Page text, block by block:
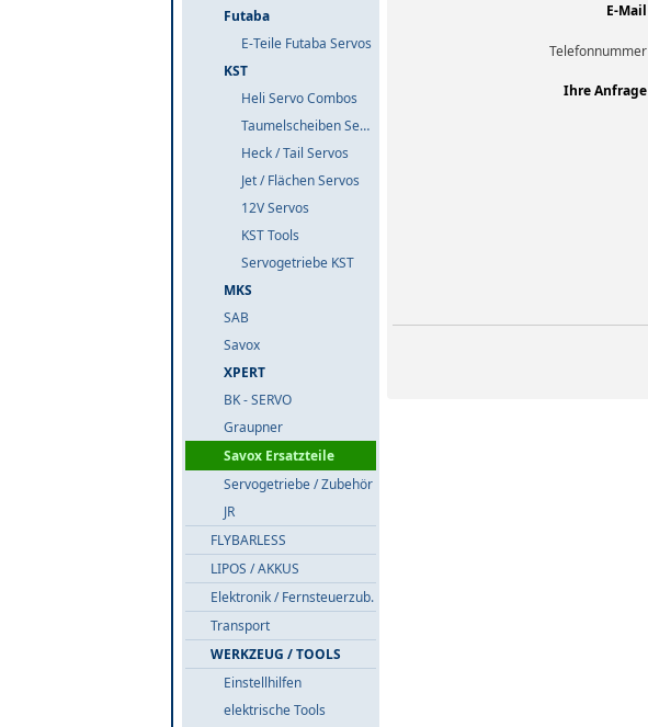
Futaba
E-Teile Futaba Servos
KST
Heli Servo Combos
Taumelscheiben Servos
Heck / Tail Servos
Jet / Flächen Servos
12V Servos
KST Tools
Servogetriebe KST
MKS
SAB
Savox
XPERT
BK - SERVO
Graupner
Savox Ersatzteile
Servogetriebe / Zubehör
JR
FLYBARLESS
LIPOS / AKKUS
Elektronik / Fernsteuerzub.
Transport
WERKZEUG / TOOLS
Einstellhilfen
elektrische Tools
E-Mail
Telefonnummer
Ihre Anfrage